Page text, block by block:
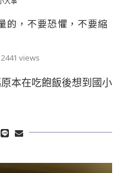
的，不要恐懼，不要縮
2441 views
本在吃飽飯後想到國小